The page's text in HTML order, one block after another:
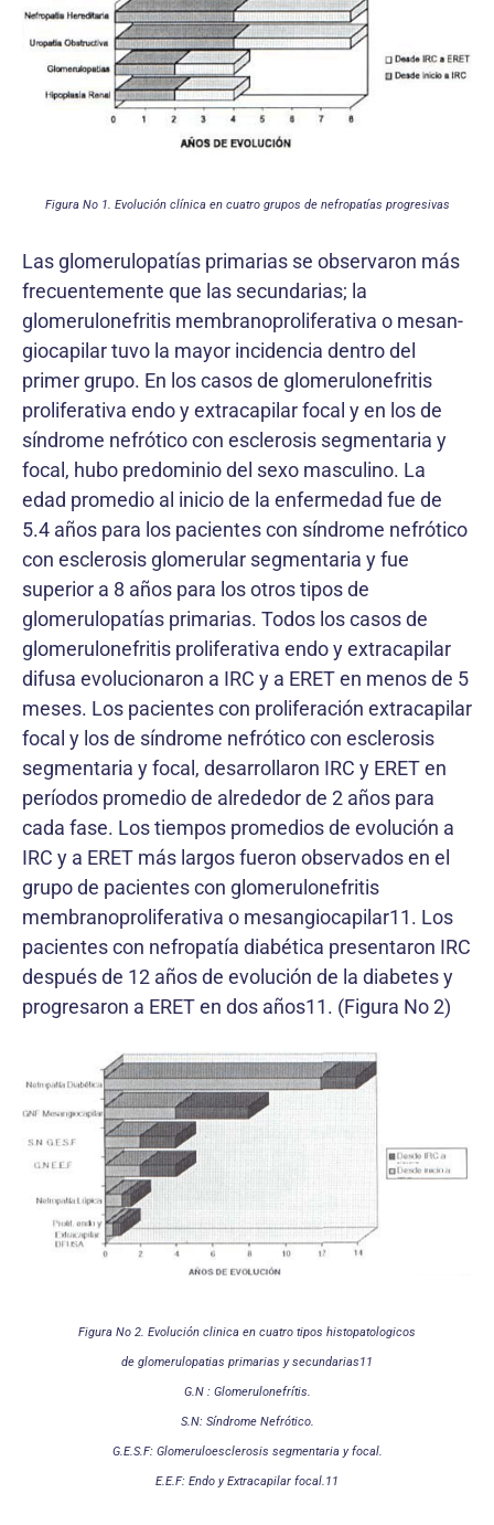
Figura No 1. Evolución clínica en cuatro grupos de nefropatías progresivas
Las glomerulopatías primarias se observaron más
frecuentemente que las secundarias; la
glomerulonefritis membranoproliferativa o mesan-
giocapilar tuvo la mayor incidencia dentro del
primer grupo. En los casos de glomerulonefritis
proliferativa endo y extracapilar focal y en los de
síndrome nefrótico con esclerosis segmentaria y
focal, hubo predominio del sexo masculino. La
edad promedio al inicio de la enfermedad fue de
5.4 años para los pacientes con síndrome nefrótico
con esclerosis glomerular segmentaria y fue
superior a 8 años para los otros tipos de
glomerulopatías primarias. Todos los casos de
glomerulonefritis proliferativa endo y extracapilar
difusa evolucionaron a IRC y a ERET en menos de 5
meses. Los pacientes con proliferación extracapilar
focal y los de síndrome nefrótico con esclerosis
segmentaria y focal, desarrollaron IRC y ERET en
períodos promedio de alrededor de 2 años para
cada fase. Los tiempos promedios de evolución a
IRC y a ERET más largos fueron observados en el
grupo de pacientes con glomerulonefritis
membranoproliferativa o mesangiocapilar11. Los
pacientes con nefropatía diabética presentaron IRC
después de 12 años de evolución de la diabetes y
progresaron a ERET en dos años11. (Figura No 2)
Figura No 2. Evolución clinica en cuatro tipos histopatologicos
de glomerulopatias primarias y secundarias11
G.N : Glomerulonefrítis.
S.N: Síndrome Nefrótico.
G.E.S.F: Glomeruloesclerosis segmentaria y focal.
E.E.F: Endo y Extracapilar focal.11